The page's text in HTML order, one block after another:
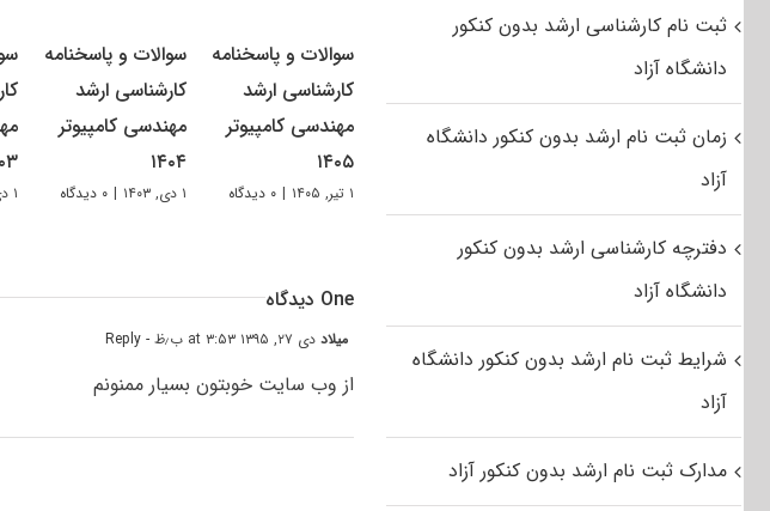
سوالات و پاسخنامه
کارشناسی ارشد
مهندسی کامپیوتر
۱۴۰۵
۱ تیر, ۱۴۰۵ | ۰ دیدگاه
سوالات و پاسخنامه
کارشناسی ارشد
مهندسی کامپیوتر
۱۴۰۴
۱ دی, ۱۴۰۳ | ۰ دیدگاه ۱ دی, ۱۴۰۲
One دیدگاه
میلاد دی ۲۷, ۱۳۹۵ at ۳:۵۳ ب٫ظ - Reply
از وب سایت خوبتون بسیار ممنونم
ثبت نام کارشناسی ارشد بدون کنکور
دانشگاه آزاد
زمان ثبت نام ارشد بدون کنکور دانشگاه
آزاد
دفترچه کارشناسی ارشد بدون کنکور
دانشگاه آزاد
شرایط ثبت نام ارشد بدون کنکور دانشگاه
آزاد
مدارک ثبت نام ارشد بدون کنکور آزاد